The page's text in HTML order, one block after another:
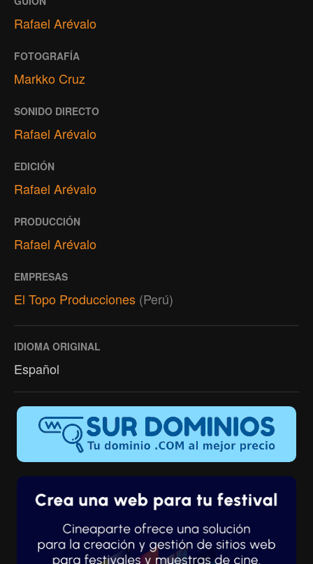
Rafael Arévalo
FOTOGRAFÍA
Markko Cruz
SONIDO DIRECTO
Rafael Arévalo
EDICIÓN
Rafael Arévalo
PRODUCCIÓN
Rafael Arévalo
EMPRESAS
El Topo Producciones (Perú)
IDIOMA ORIGINAL
Español